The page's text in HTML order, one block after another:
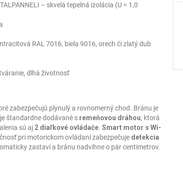
– skvelá tepelná izolácia (U = 1,0
RAL 7016, biela 9016, orech či zlatý dub
dlhá životnosť
zabezpečujú plynulý a rovnomerný chod. Bránu je
štandardne dodávané s remeňovou dráhou, ktorá
sú aj 2 diaľkové ovládače. Smart motor s Wi-
pri motorickom ovládaní zabezpečuje detekcia
zastaví a bránu nadvihne o pár centimetrov.